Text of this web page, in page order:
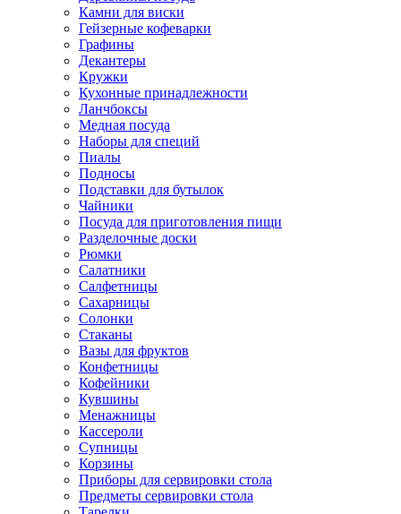
Камни для виски
Гейзерные кофеварки
Графины
Декантеры
Кружки
Кухонные принадлежности
Ланчбоксы
Медная посуда
Наборы для специй
Пиалы
Подносы
Подставки для бутылок
Чайники
Посуда для приготовления пищи
Разделочные доски
Рюмки
Салатники
Салфетницы
Сахарницы
Солонки
Стаканы
Вазы для фруктов
Конфетницы
Кофейники
Кувшины
Менажницы
Кассероли
Супницы
Корзины
Приборы для сервировки стола
Предметы сервировки стола